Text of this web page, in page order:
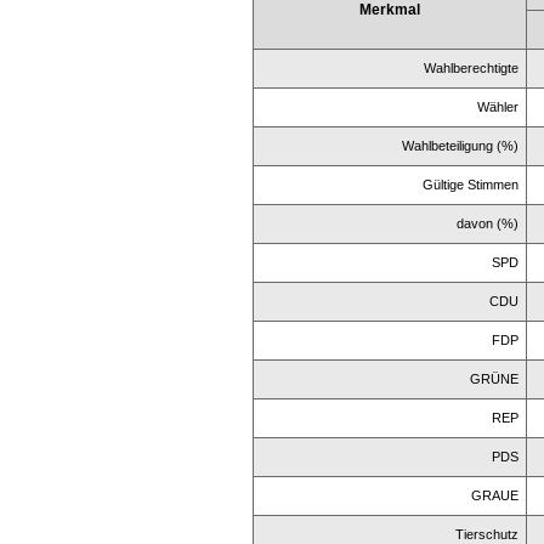
Merkmal
Wahlberechtigte
Wähler
Wahlbeteiligung (%)
Gültige Stimmen
davon (%)
SPD
CDU
FDP
GRÜNE
REP
PDS
GRAUE
Tierschutz